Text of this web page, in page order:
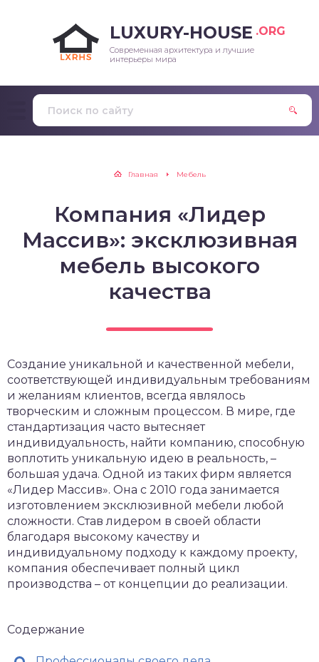
LUXURY-HOUSE .ORG
Современная архитектура и лучшие
интерьеры мира
Главная Мебель
Компания «Лидер
Массив»: эксклюзивная
мебель высокого
качества
Создание уникальной и качественной мебели,
соответствующей индивидуальным требованиям
и желаниям клиентов, всегда являлось
творческим и сложным процессом. В мире, где
стандартизация часто вытесняет
индивидуальность, найти компанию, способную
воплотить уникальную идею в реальность, –
большая удача. Одной из таких фирм является
«Лидер Массив». Она с 2010 года занимается
изготовлением эксклюзивной мебели любой
сложности. Став лидером в своей области
благодаря высокому качеству и
индивидуальному подходу к каждому проекту,
компания обеспечивает полный цикл
производства – от концепции до реализации.
Содержание